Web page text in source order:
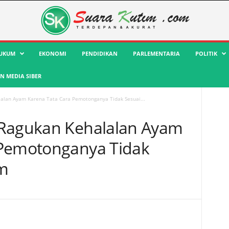
EKONOMI PENDIDIKAN PARLEMENTARIA POLITIK
MEDIA SIBER
Ayam Karena Tata Cara Pemotonganya Tidak Sesuai...
Kehalalan Ayam
Tidak